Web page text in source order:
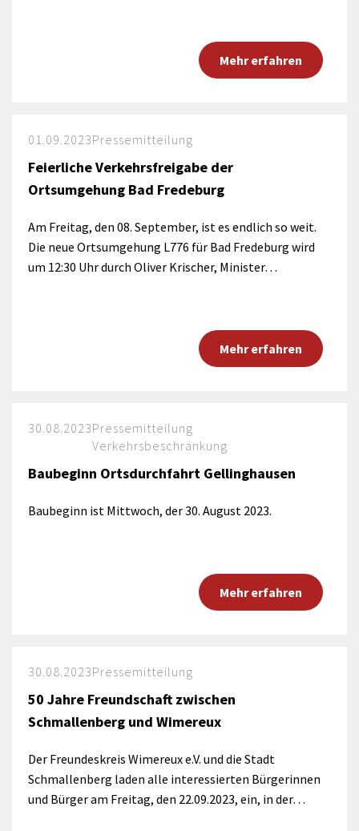
Mehr erfahren
01.09.2023Pressemitteilung
Feierliche Verkehrsfreigabe der
Ortsumgehung Bad Fredeburg
Am Freitag, den 08. September, ist es endlich so weit.
Die neue Ortsumgehung L776 für Bad Fredeburg wird
um 12:30 Uhr durch Oliver Krischer, Minister…
Mehr erfahren
30.08.2023Pressemitteilung
Verkehrsbeschränkung
Baubeginn Ortsdurchfahrt Gellinghausen
Baubeginn ist Mittwoch, der 30. August 2023.
Mehr erfahren
30.08.2023Pressemitteilung
50 Jahre Freundschaft zwischen
Schmallenberg und Wimereux
Der Freundeskreis Wimereux e.V. und die Stadt
Schmallenberg laden alle interessierten Bürgerinnen
und Bürger am Freitag, den 22.09.2023, ein, in der…